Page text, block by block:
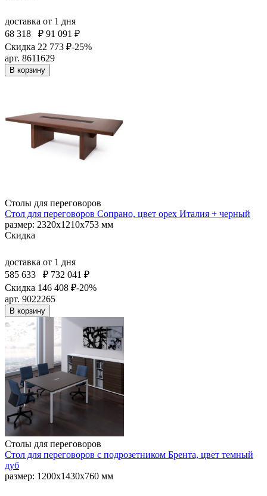
доставка от 1 дня
68 318
₽ 91 091 ₽
Скидка 22 773 ₽-25%
арт. 8611629
В корзину
Столы для переговоров
Стол для переговоров Сопрано, цвет орех Италия + черный
размер: 2320x1210x753 мм
Скидка
доставка от 1 дня
585 633
₽ 732 041 ₽
Скидка 146 408 ₽-20%
арт. 9022265
В корзину
Столы для переговоров
Стол для переговоров с подрозетником Брента, цвет темный
дуб
размер: 1200х1430х760 мм